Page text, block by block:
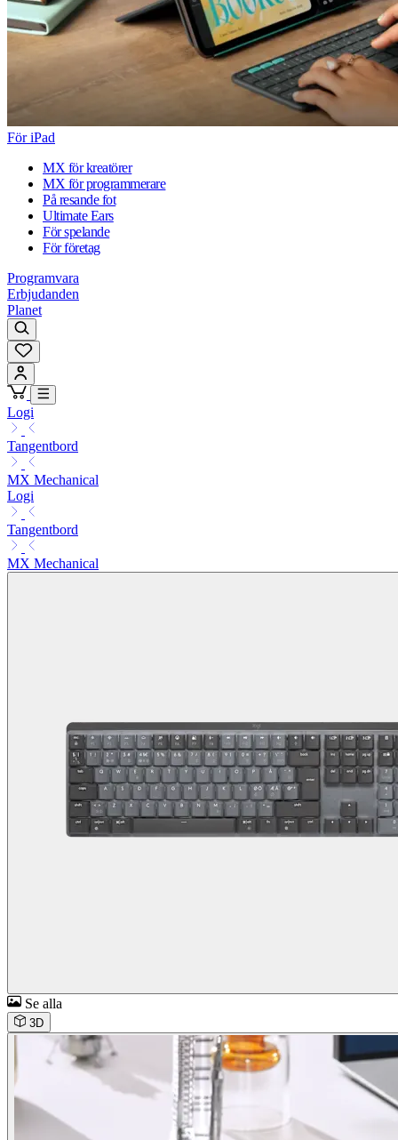
För iPad
MX för kreatörer
MX för programmerare
På resande fot
Ultimate Ears
För spelande
För företag
Programvara
Erbjudanden
Planet
Logi
Tangentbord
MX Mechanical
Logi
Tangentbord
MX Mechanical
Se alla
3D